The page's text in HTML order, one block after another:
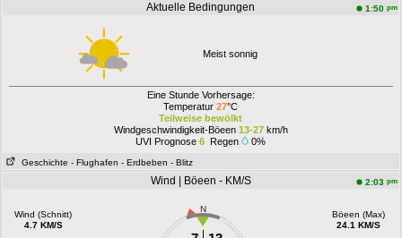
Aktuelle Bedingungen 1:50 pm
Meist sonnig
Eine Stunde Vorhersage:
Temperatur27°C
Teilweise bewölkt
Windgeschwindigkeit-Böeen 13-27km/h
UVI Prognose6 Regen 0%
Geschichte - Flughafen - Erdbeben - Blitz
Wind | Böeen - KM/S 2:03 pm
Wind (Schnitt)
4.7 KM/S
N
Böeen (Max)
24.1 KM/S